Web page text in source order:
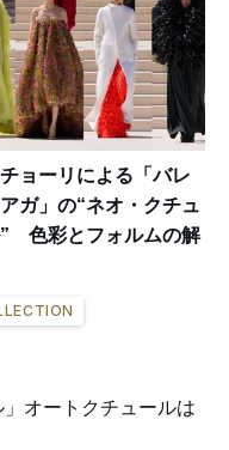
ョーリによる「バレ
ガ」の“ネオ・クチュ
色彩とフォルムの解
オートクチュールは